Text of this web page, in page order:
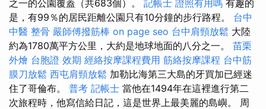
之一的公園覆蓋（共683個）。 記帳士 證照有用嗎 有趣的
是，有99％的居民距離公園只有10分鐘的步行路程。 台中
中醫 整骨 嚴師傅撥筋棒 on page seo 台中肩頸放鬆 大陸
約為1780萬平方公里，大約是地球地面的八分之一。 苗栗
外燴 台胞證 效期 經絡按摩課程費用 筋絡按摩課程 台中筋
膜刀放鬆 西屯肩頸放鬆 加勒比海第三大島的牙買加已經迷
住了哥倫布。 普考 記帳士 當他在1494年在這裡進行第二
次旅程時，他寫信給日記，這是世界上最美麗的島嶼。 周